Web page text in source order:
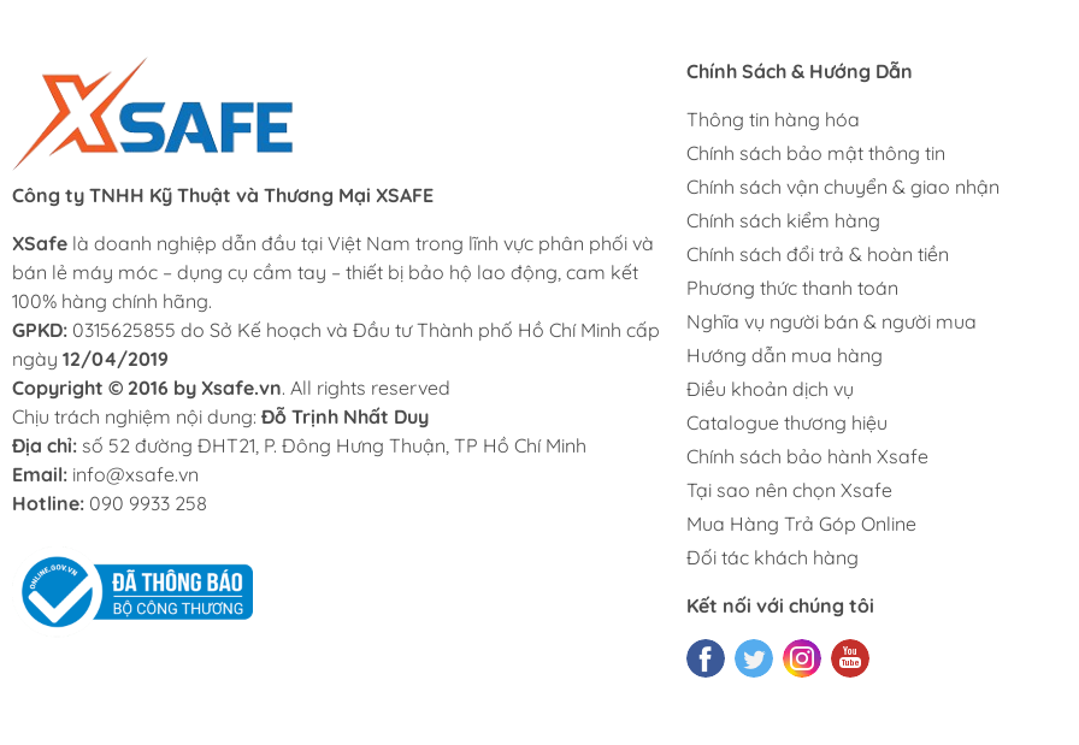
Công ty TNHH Kỹ Thuật và Thương Mại XSAFE
XSafe là doanh nghiệp dẫn đầu tại Việt Nam trong lĩnh vực phân phối và
bán lẻ máy móc – dụng cụ cầm tay – thiết bị bảo hộ lao động, cam kết
100% hàng chính hãng.
GPKD: 0315625855 do Sở Kế hoạch và Đầu tư Thành phố Hồ Chí Minh cấp
ngày 12/04/2019
Copyright © 2016 by Xsafe.vn. All rights reserved
Chịu trách nghiệm nội dung: Đỗ Trịnh Nhất Duy
Địa chỉ: số 52 đường ĐHT21, P. Đông Hưng Thuận, TP Hồ Chí Minh
Email: info@xsafe.vn
Hotline: 090 9933 258
Chính Sách & Hướng Dẫn
Thông tin hàng hóa
Chính sách bảo mật thông tin
Chính sách vận chuyển & giao nhận
Chính sách kiểm hàng
Chính sách đổi trả & hoàn tiền
Phương thức thanh toán
Nghĩa vụ người bán & người mua
Hướng dẫn mua hàng
Điều khoản dịch vụ
Catalogue thương hiệu
Chính sách bảo hành Xsafe
Tại sao nên chọn Xsafe
Mua Hàng Trả Góp Online
Đối tác khách hàng
Kết nối với chúng tôi